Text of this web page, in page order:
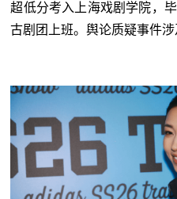
超低分考入上海戏剧学院，
古剧团上班。舆论质疑事件涉